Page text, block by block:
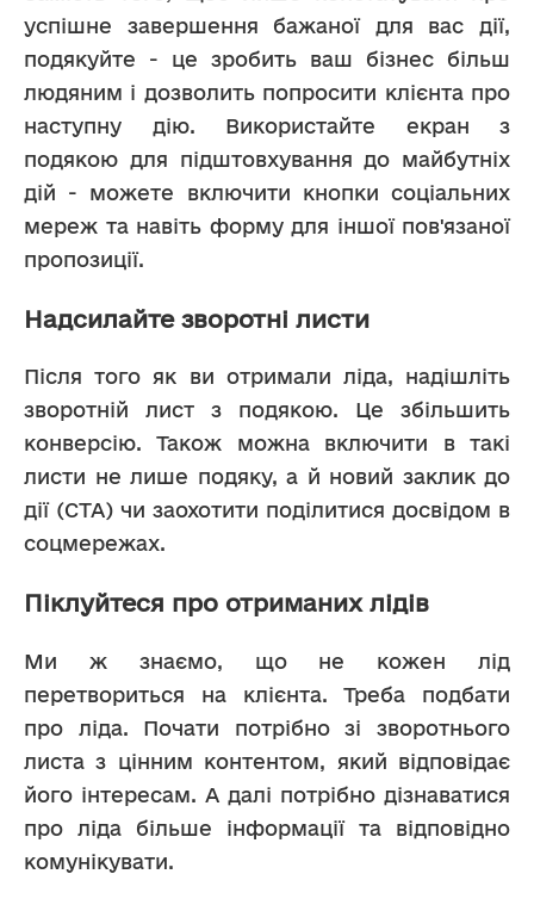
успішне завершення бажаної для вас дії,
подякуйте - це зробить ваш бізнес більш
людяним і дозволить попросити клієнта про
наступну дію. Використайте екран з
подякою для підштовхування до майбутніх
дій - можете включити кнопки соціальних
мереж та навіть форму для іншої пов'язаної
пропозиції.
Надсилайте зворотні листи
Після того як ви отримали ліда, надішліть
зворотній лист з подякою. Це збільшить
конверсію. Також можна включити в такі
листи не лише подяку, а й новий заклик до
дії (CTA) чи заохотити поділитися досвідом в
соцмережах.
Піклуйтеся про отриманих лідів
Ми ж знаємо, що не кожен лід
перетвориться на клієнта. Треба подбати
про ліда. Почати потрібно зі зворотнього
листа з цінним контентом, який відповідає
його інтересам. А далі потрібно дізнаватися
про ліда більше інформації та відповідно
комунікувати.